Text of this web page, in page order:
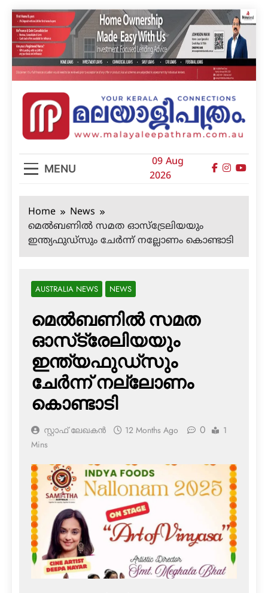
Skip
to
content
മലയാളിപത്രം
MENU
09 Aug
2026
Home
News
മെല്‍ബണില്‍ സമത ഓസ്‌ട്രേലിയയും
ഇന്ത്യഫുഡ്‌സും ചേര്‍ന്ന് നല്ലോണം കൊണ്ടാടി
AUSTRALIA NEWS NEWS
മെല്‍ബണില്‍ സമത
ഓസ്‌ട്രേലിയയും
ഇന്ത്യഫുഡ്‌സും
ചേര്‍ന്ന് നല്ലോണം
കൊണ്ടാടി
സ്റ്റാഫ് ലേഖകൻ 12 Months Ago 0
1
Mins